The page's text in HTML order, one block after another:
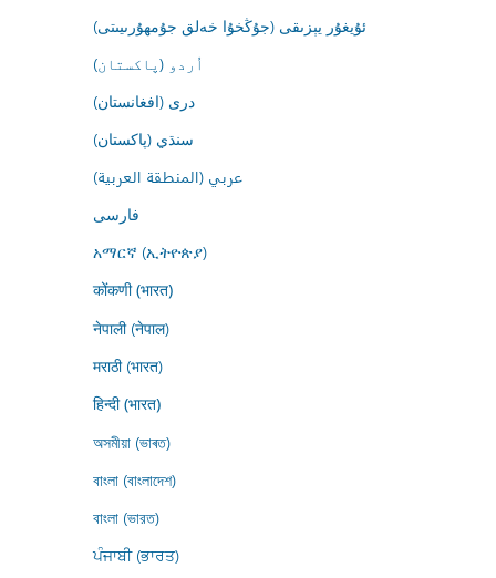
ئۇيغۇر يېزىقى (جۇڭخۇا خەلق جۇمھۇرىيىتى)
اُردو (پاکستان)
درى (افغانستان)
سنڌي (پاکستان)
عربي (المنطقة العربية)
فارسى
አማርኛ (ኢትዮጵያ)
कोंकणी (भारत)
नेपाली (नेपाल)
मराठी (भारत)
हिन्दी (भारत)
অসমীয়া (ভাৰত)
বাংলা (বাংলাদেশ)
বাংলা (ভারত)
ਪੰਜਾਬੀ (ਭਾਰਤ)